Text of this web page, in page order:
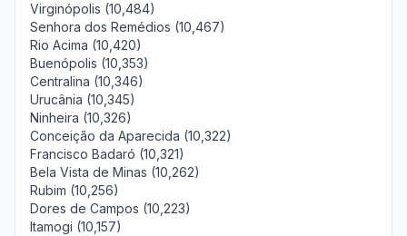
Virginópolis (10,484)
Senhora dos Remédios (10,467)
Rio Acima (10,420)
Buenópolis (10,353)
Centralina (10,346)
Urucânia (10,345)
Ninheira (10,326)
Conceição da Aparecida (10,322)
Francisco Badaró (10,321)
Bela Vista de Minas (10,262)
Rubim (10,256)
Dores de Campos (10,223)
Itamogi (10,157)